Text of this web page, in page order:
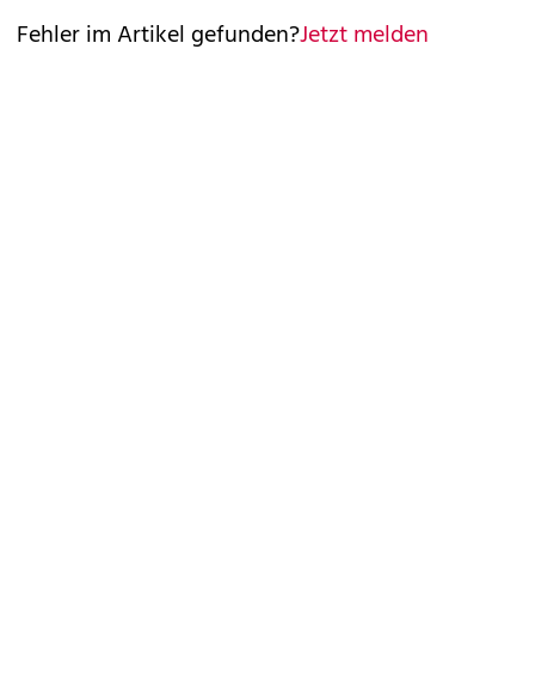
Fehler im Artikel gefunden?Jetzt melden